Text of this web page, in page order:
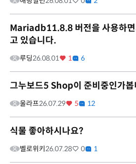
Mariadb11.8.8 버전을 사용하면
고 있습니다.
루딩26.08.01 1 6
그누보드5 Shop이 준비중인가봅
울라프26.07.29 5 12
식물 좋아하시나요?
벨로위키26.07.28 0 1